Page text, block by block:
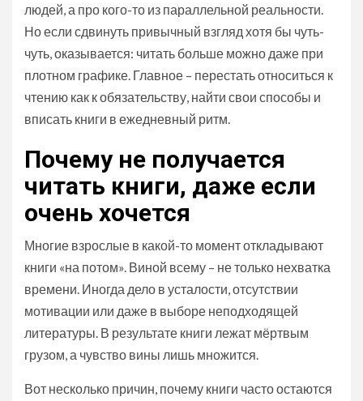
людей, а про кого-то из параллельной реальности.
Но если сдвинуть привычный взгляд хотя бы чуть-
чуть, оказывается: читать больше можно даже при
плотном графике. Главное – перестать относиться к
чтению как к обязательству, найти свои способы и
вписать книги в ежедневный ритм.
Почему не получается
читать книги, даже если
очень хочется
Многие взрослые в какой-то момент откладывают
книги «на потом». Виной всему – не только нехватка
времени. Иногда дело в усталости, отсутствии
мотивации или даже в выборе неподходящей
литературы. В результате книги лежат мёртвым
грузом, а чувство вины лишь множится.
Вот несколько причин, почему книги часто остаются